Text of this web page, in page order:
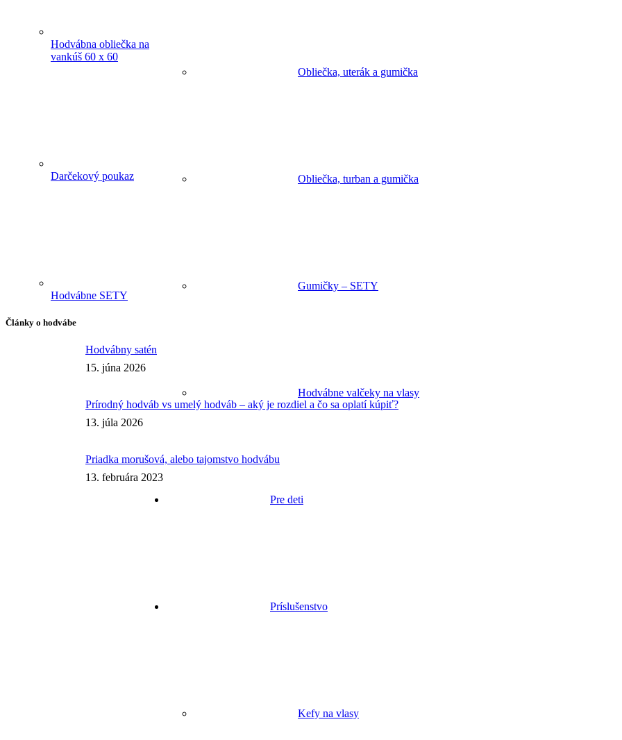
Obliečka, uterák a gumička
Obliečka, turban a gumička
Gumičky – SETY
Hodvábne valčeky na vlasy
Pre deti
Príslušenstvo
Kefy na vlasy
Hodvábna obliečka na
vankúš 60 x 60
Darčekový poukaz
Hodvábne SETY
Články o hodvábe
Hodvábny satén
15. júna 2026
Prírodný hodváb vs umelý hodváb – aký je rozdiel a čo sa oplatí kúpiť?
13. júla 2026
Priadka morušová, alebo tajomstvo hodvábu
13. februára 2023